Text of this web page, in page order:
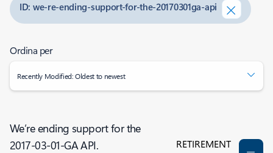
ID: we-re-ending-support-for-the-20170301ga-api
Ordina per
Recently Modified: Oldest to newest
We’re ending support for the
2017-03-01-GA API.
RETIREMENT